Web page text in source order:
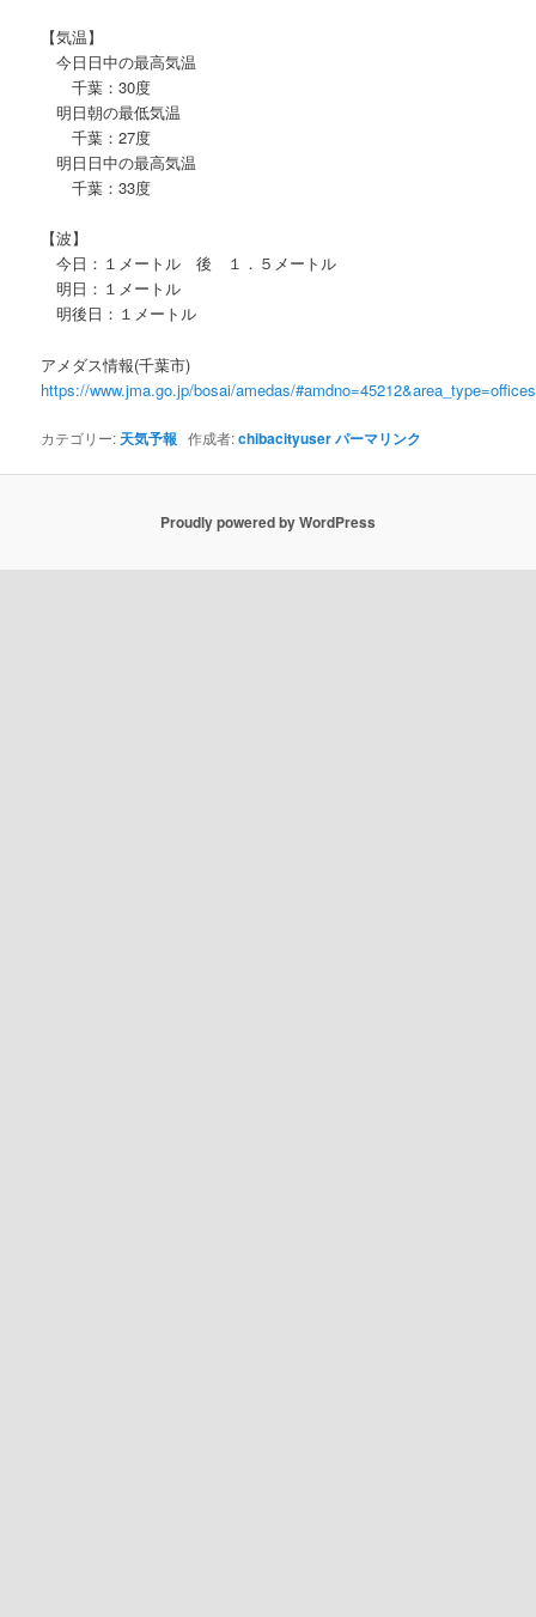
【気温】
今日日中の最高気温
千葉：30度
明日朝の最低気温
千葉：27度
明日日中の最高気温
千葉：33度
【波】
今日：１メートル 後 １．５メートル
明日：１メートル
明後日：１メートル
アメダス情報(千葉市)
https://www.jma.go.jp/bosai/amedas/
カテゴリー: 天気予報 作成者:chibacityuserパーマリンク
Proudly powered by WordPress